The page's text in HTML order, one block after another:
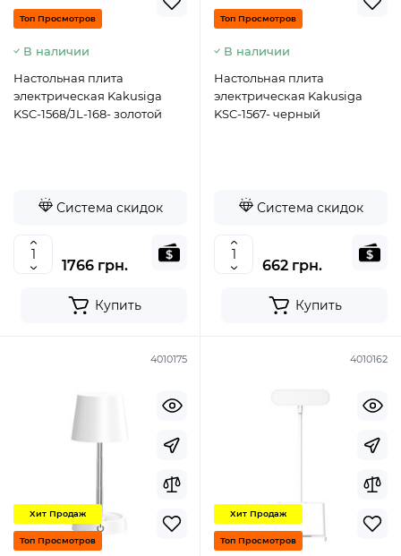
Топ Просмотров
В наличии
Настольная плита
электрическая Kakusiga
KSC-1568/JL-168- золотой
Система скидок
1766 грн.
Купить
Топ Просмотров
В наличии
Настольная плита
электрическая Kakusiga
KSC-1567- черный
Система скидок
662 грн.
Купить
4010175
Хит Продаж
Топ Просмотров
4010162
Хит Продаж
Топ Просмотров